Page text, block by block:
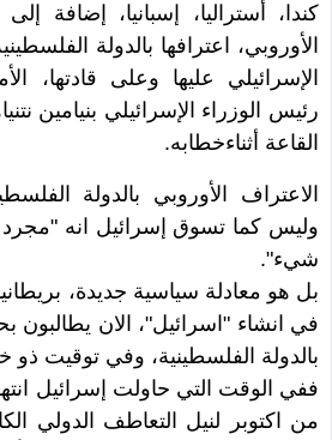
كندا، أستراليا، إسبانيا، إضافة
الأوروبي، اعترافها بالدولة
الإسرائيلي عليها وعلى
رئيس الوزراء الإسرائيلي بنيامين
القاعة أثناءخطابه.
الاعتراف الأوروبي بالدولة
وليس كما تسوق إسرائيل انه
شيء".
بل هو معادلة سياسية جديدة،
في انشاء "اسرائيل"، الان يطالبون
بالدولة الفلسطينية، وفي توقيت
ففي الوقت التي حاولت إسرائيل
من اكتوبر لنيل التعاطف الدولي